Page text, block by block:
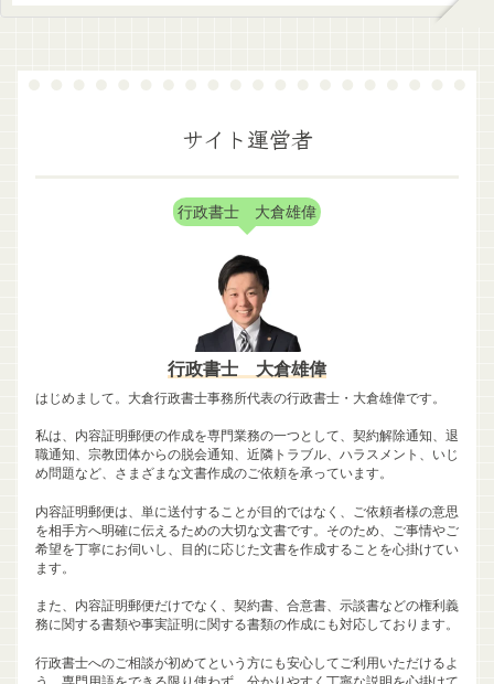
サイト運営者
行政書士 大倉雄偉
行政書士 大倉雄偉
はじめまして。大倉行政書士事務所代表の行政書士・大倉雄偉です。
私は、内容証明郵便の作成を専門業務の一つとして、契約解除通知、退
職通知、宗教団体からの脱会通知、近隣トラブル、ハラスメント、いじ
め問題など、さまざまな文書作成のご依頼を承っています。
内容証明郵便は、単に送付することが目的ではなく、ご依頼者様の意思
を相手方へ明確に伝えるための大切な文書です。そのため、ご事情やご
希望を丁寧にお伺いし、目的に応じた文書を作成することを心掛けてい
ます。
また、内容証明郵便だけでなく、契約書、合意書、示談書などの権利義
務に関する書類や事実証明に関する書類の作成にも対応しております。
行政書士へのご相談が初めてという方にも安心してご利用いただけるよ
う、専門用語をできる限り使わず、分かりやすく丁寧な説明を心掛けて